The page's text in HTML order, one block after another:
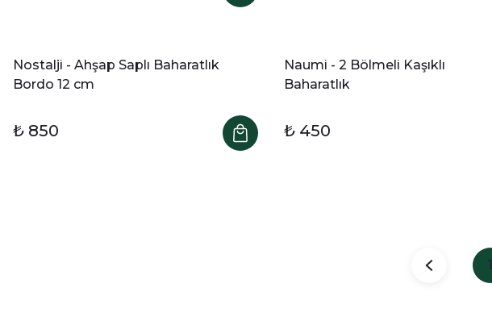
Nostalji - Ahşap Saplı Baharatlık
Bordo 12 cm
₺ 850
Naumi - 2 Bölmeli Kaşıklı
Baharatlık
₺ 450
1